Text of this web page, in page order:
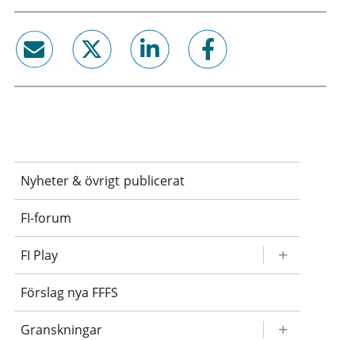
Nyheter & övrigt publicerat
FI-forum
FI Play
Förslag nya FFFS
Granskningar